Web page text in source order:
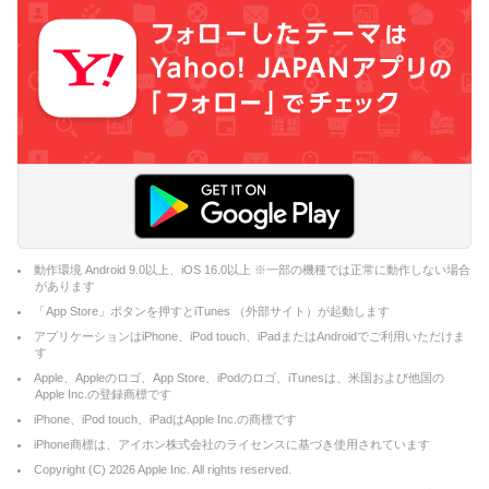
動作環境 Android 9.0以上、iOS 16.0以上 ※一部の機種では正常に動作しない場合
があります
「App Store」ボタンを押すとiTunes （外部サイト）が起動します
アプリケーションはiPhone、iPod touch、iPadまたはAndroidでご利用いただけま
す
Apple、Appleのロゴ、App Store、iPodのロゴ、iTunesは、米国および他国の
Apple Inc.の登録商標です
iPhone、iPod touch、iPadはApple Inc.の商標です
iPhone商標は、アイホン株式会社のライセンスに基づき使用されています
Copyright (C) 2026Apple Inc. All rights reserved.